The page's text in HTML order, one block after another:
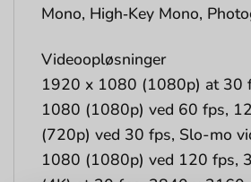
Mono, High‑Key Mono,
Videoopløsninger
1920 x 1080 (1080p) at 30
1080 (1080p) ved 60 fps,
(720p) ved 30 fps, Slo-mo
1080 (1080p) ved 120 fps,